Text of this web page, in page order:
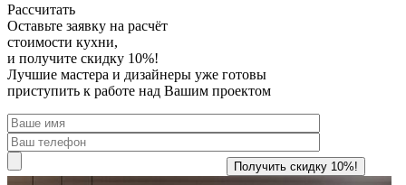
Рассчитать
Оставьте заявку на расчёт
стоимости кухни,
и получите скидку 10%!
Лучшие мастера и дизайнеры уже готовы
приступить к работе над Вашим проектом